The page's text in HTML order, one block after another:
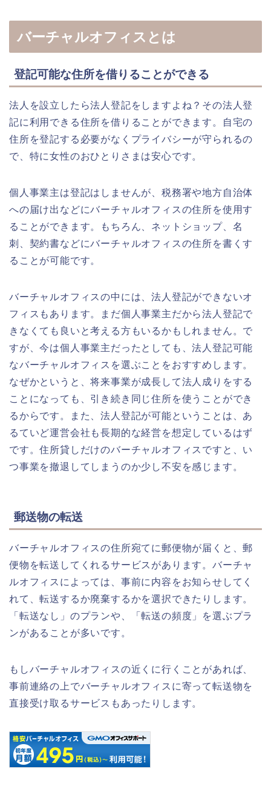
バーチャルオフィスとは
登記可能な住所を借りることができる
法人を設立したら法人登記をしますよね？その法人登
記に利用できる住所を借りることができます。自宅の
住所を登記する必要がなくプライバシーが守られるの
で、特に女性のおひとりさまは安心です。
個人事業主は登記はしませんが、税務署や地方自治体
への届け出などにバーチャルオフィスの住所を使用す
ることができます。もちろん、ネットショップ、名
刺、契約書などにバーチャルオフィスの住所を書くす
ることが可能です。
バーチャルオフィスの中には、法人登記ができないオ
フィスもあります。まだ個人事業主だから法人登記で
きなくても良いと考える方もいるかもしれません。で
すが、今は個人事業主だったとしても、法人登記可能
なバーチャルオフィスを選ぶことをおすすめします。
なぜかというと、将来事業が成長して法人成りをする
ことになっても、引き続き同じ住所を使うことができ
るからです。また、法人登記が可能ということは、あ
るていど運営会社も長期的な経営を想定しているはず
です。住所貸しだけのバーチャルオフィスですと、い
つ事業を撤退してしまうのか少し不安を感じます。
郵送物の転送
バーチャルオフィスの住所宛てに郵便物が届くと、郵
便物を転送してくれるサービスがあります。バーチャ
ルオフィスによっては、事前に内容をお知らせしてく
れて、転送するか廃棄するかを選択できたりします。
「転送なし」のプランや、「転送の頻度」を選ぶプラ
ンがあることが多いです。
もしバーチャルオフィスの近くに行くことがあれば、
事前連絡の上でバーチャルオフィスに寄って転送物を
直接受け取るサービスもあったりします。